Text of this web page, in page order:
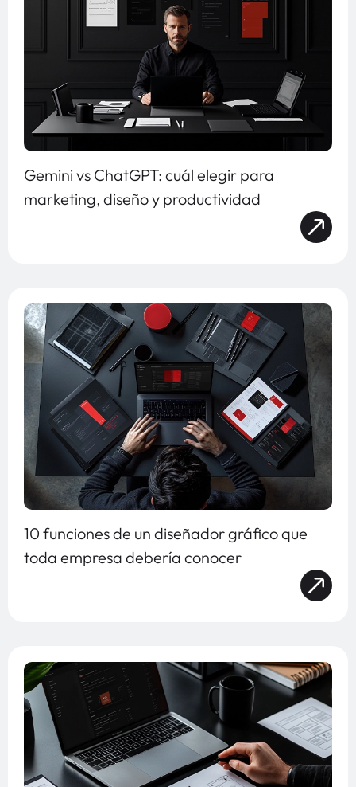
Gemini vs ChatGPT: cuál elegir para
marketing, diseño y productividad
10 funciones de un diseñador gráfico que
toda empresa debería conocer